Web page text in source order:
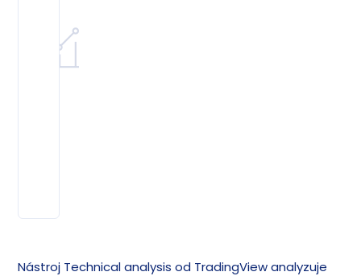
Nástroj Technical analysis od TradingView analyzuje